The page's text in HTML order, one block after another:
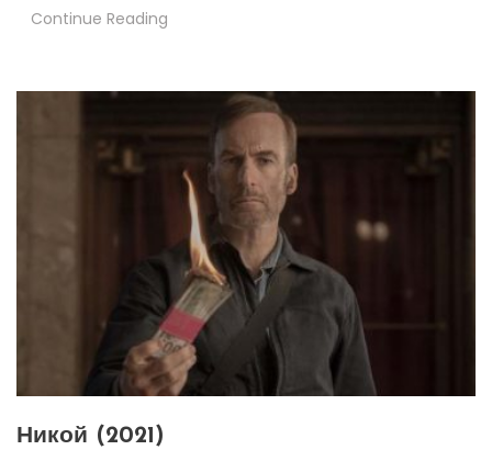
Continue Reading
Никой (2021)